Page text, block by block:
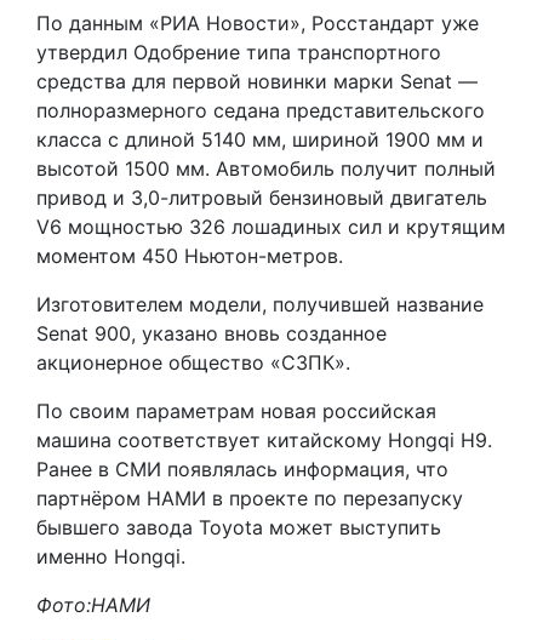
По данным «РИА Новости», Росстандарт уже
утвердил Одобрение типа транспортного
средства для первой новинки марки Senat —
полноразмерного седана представительского
класса с длиной 5140 мм, шириной 1900 мм и
высотой 1500 мм. Автомобиль получит полный
привод и 3,0-литровый бензиновый двигатель
V6 мощностью 326 лошадиных сил и крутящим
моментом 450 Ньютон-метров.
Изготовителем модели, получившей название
Senat 900, указано вновь созданное
акционерное общество «СЗПК».
По своим параметрам новая российская
машина соответствует китайскому Hongqi H9.
Ранее в СМИ появлялась информация, что
партнёром НАМИ в проекте по перезапуску
бывшего завода Toyota может выступить
именно Hongqi.
Фото:НАМИ